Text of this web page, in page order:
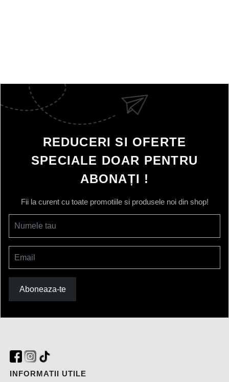
REDUCERI SI OFERTE
SPECIALE DOAR PENTRU
ABONAȚI !
Fii la curent cu toate promotiile si produsele noi din shop!
Numele tau
Email
Aboneaza-te
INFORMATII UTILE